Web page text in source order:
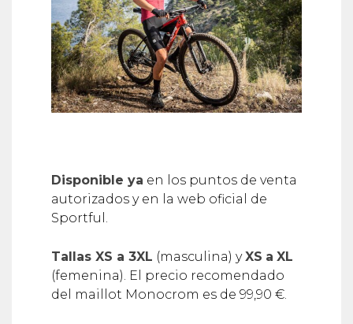
Disponible ya en los puntos de venta
autorizados y en la web oficial de
Sportful.
Tallas XS a 3XL (masculina) yXS a XL
(femenina). El precio recomendado
del maillot Monocrom es de 99,90 €.